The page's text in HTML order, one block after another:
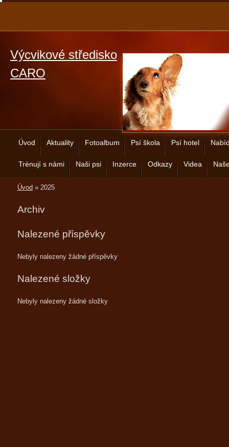
Výcvikové středisko
CARO
Úvod Aktuality Fotoalbum Psí škola Psí hotel
Trénují s námi Naši psi Inzerce Odkazy Videa
Úvod » 2025
Archiv
Nalezené příspěvky
Nebyly nalezeny žádné příspěvky
Nalezené složky
Nebyly nalezeny žádné složky